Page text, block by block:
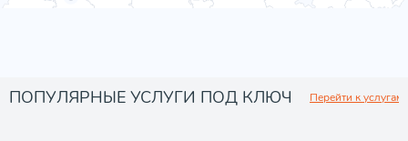
ПОПУЛЯРНЫЕ УСЛУГИ ПОД КЛЮЧ Перейти к услугам